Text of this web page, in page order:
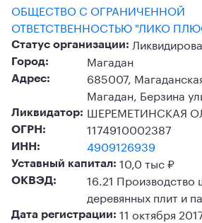
ОБЩЕСТВО С ОГРАНИЧЕННОЙ
ОТВЕТСТВЕННОСТЬЮ "ЛИКО
Статус организации:
Город: Магадан
Адрес:
685007,
Магадан, Берзина
Ликвидатор: ШЕРЕМЕТИНСКАЯ
ОГРН: 1174910002387
ИНН: 4909126939
Уставный капитал: 10,0 тыс ₽
ОКВЭД:
16.21
деревянных плит и
Дата регистрации: 11 октября